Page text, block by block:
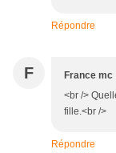
Répondre
F France mc
<br />
fille.<br />
Répondre